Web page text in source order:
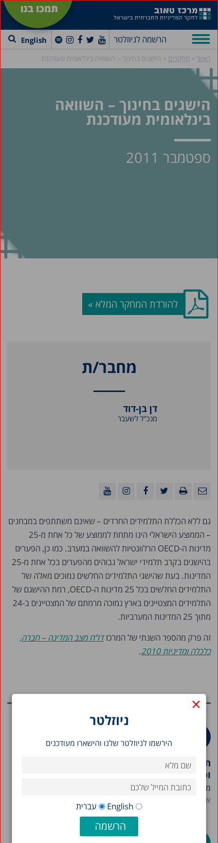
תמכו בנו
הרשמה לניוזלטר English
×
ניוזלטר
הירשמו לניוזלטר שלנו והישארו מעודכנים
English עברית
ראשי » מחקרים » הישגים בחינוך – השוואה בינלאומית מעודכנת
הישגים בחינוך – השוואה
בינלאומית מעודכנת
ספטמבר 2011
להורדת המחקר המלא »
מחבר/ת
דן בן-דוד
מנכ"ל לשעבר
גם ללא הכללת התלמידים החרדים – שאינם משתתפים במבחנים
– הממוצע הישראלי הינו מתחת לממוצע של כל אחת מ-25
מדינות ה-OECD הרלוונטיות להשוואה במערב. כמו כן, הפערים
בהישגים בקרב תלמידי ישראל גבוהים מהפערים בכל אחת מ-25
המדינות. בעת שהישגי התלמידים החלשים נמוכים מאלה של
התלמידים החלשים בכל 25 מדינות ה-OECD, רמת ההישגם של
התלמידים המצטיינים בארץ נמוכה מרמתם של המצטיינים ב-24
מתוך 25 המדינות המערביות.
זה פרק מהספר השנתי של המרכזדו”ח מצב המדינה – חברה,
כלכלה ומדיניות 2010
.
וכלכלה בישראל
מרכז טאוב מפרסם את חוברת "תמונת מצב המדינה" לשנת...
אבי וייס